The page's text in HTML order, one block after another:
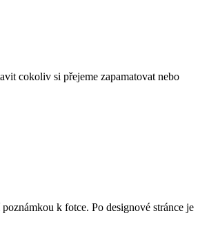
cokoliv si přejeme zapamatovat nebo
k fotce. Po designové stránce je